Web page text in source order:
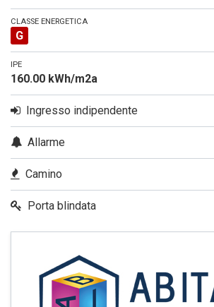
CLASSE ENERGETICA
G
IPE
160.00 kWh/m2a
Ingresso indipendente
Allarme
Camino
Porta blindata